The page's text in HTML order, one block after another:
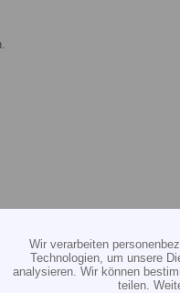
Wir verarbeiten
Technologien, um unsere
analysieren. Wir können
teilen.